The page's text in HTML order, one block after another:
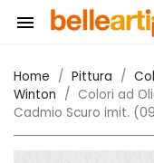

Home Pittura
Winton
Colori ad
Cadmio Scuro imit.